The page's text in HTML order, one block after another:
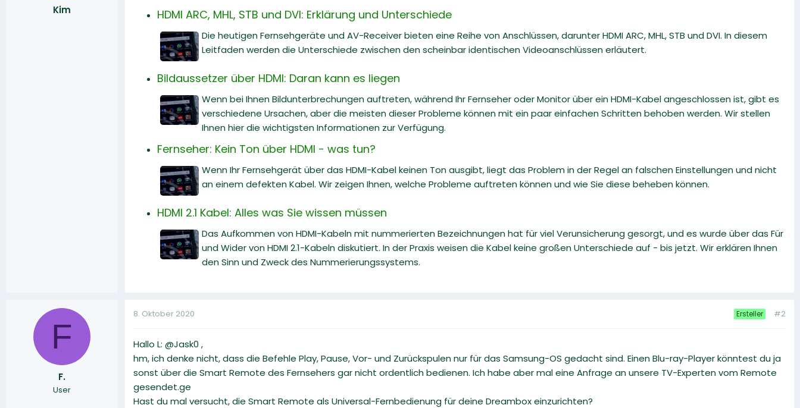
Kim HDMI ARC, MHL, STB und DVI: Erklärung und Unterschiede
Die heutigen Fernsehgeräte und AV-Receiver bieten eine Reihe von Anschlüssen, darunter HDMI ARC, MHL, STB und DVI. In diesem
Leitfaden werden die Unterschiede zwischen den scheinbar identischen Videoanschlüssen erläutert.
Bildaussetzer über HDMI: Daran kann es liegen
Wenn bei Ihnen Bildunterbrechungen auftreten, während Ihr Fernseher oder Monitor über ein HDMI-Kabel angeschlossen ist, gibt es
verschiedene Ursachen, aber die meisten dieser Probleme können mit ein paar einfachen Schritten behoben werden. Wir stellen
Ihnen hier die wichtigsten Informationen zur Verfügung.
Fernseher: Kein Ton über HDMI - was tun?
Wenn Ihr Fernsehgerät über das HDMI-Kabel keinen Ton ausgibt, liegt das Problem in der Regel an falschen Einstellungen und nicht
an einem defekten Kabel. Wir zeigen Ihnen, welche Probleme auftreten können und wie Sie diese beheben können.
HDMI 2.1 Kabel: Alles was Sie wissen müssen
Das Aufkommen von HDMI-Kabeln mit nummerierten Bezeichnungen hat für viel Verunsicherung gesorgt, und es wurde über das Für
und Wider von HDMI 2.1-Kabeln diskutiert. In der Praxis weisen die Kabel keine großen Unterschiede auf - bis jetzt. Wir erklären Ihnen
den Sinn und Zweck des Nummerierungssystems.
F
F.
User
8. Oktober 2020 Ersteller #2
Hallo L: @Jask0 ,
hm, ich denke nicht, dass die Befehle Play, Pause, Vor- und Zurückspulen nur für das Samsung-OS gedacht sind. Einen Blu-ray-Player könntest du ja
sonst über die Smart Remote des Fernsehers gar nicht ordentlich bedienen. Ich habe aber mal eine Anfrage an unsere TV-Experten vom Remote
gesendet.ge
Hast du mal versucht, die Smart Remote als Universal-Fernbedienung für deine Dreambox einzurichten?